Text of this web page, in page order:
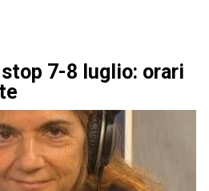
7-8 luglio: orari